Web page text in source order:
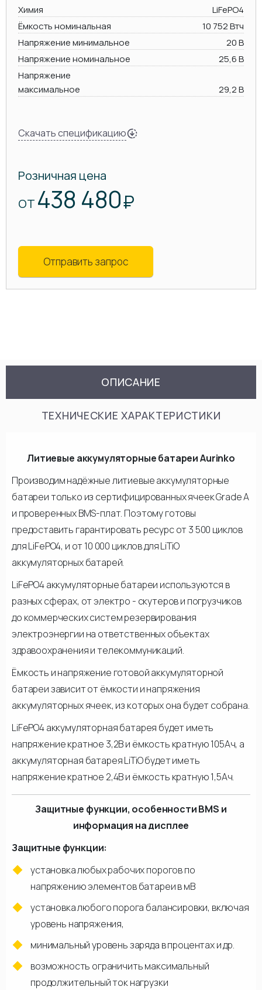
Химия
LiFePO4
Ёмкость номинальная
10 752 Втч
Напряжение минимальное
20 В
Напряжение номинальное
25,6 В
Напряжение
максимальное
29,2 В
Скачать спецификацию
Розничная цена
ОТ 438 480₽
Отправить запрос
ОПИСАНИЕ
ТЕХНИЧЕСКИЕ ХАРАКТЕРИСТИКИ
Литиевые аккумуляторные батареи Aurinko
Производим надёжные литиевые аккумуляторные
батареи только из сертифицированных ячеек Grade A
и проверенных BMS-плат. Поэтому готовы
предоставить гарантировать ресурс от 3 500 циклов
для LiFePO4, и от 10 000 циклов для LiTiO
аккумуляторных батарей.
LiFePO4 аккумуляторные батареи используются в
разных сферах, от электро - скутеров и погрузчиков
до коммерческих систем резервирования
электроэнергии на ответственных объектах
здравоохранения и телекоммуникаций.
Ёмкость и напряжение готовой аккумуляторной
батареи зависит от ёмкости и напряжения
аккумуляторных ячеек, из которых она будет собрана.
LiFePO4 аккумуляторная батарея будет иметь
напряжение кратное 3,2В и ёмкость кратную 105Ач, а
аккумуляторная батарея LiTiO будет иметь
напряжение кратное 2,4В и ёмкость кратную 1,5Ач.
Защитные функции, особенности BMS и
информация на дисплее
Защитные функции:
установка любых рабочих порогов по
напряжению элементов батареи в мВ
установка любого порога балансировки, включая
уровень напряжения,
минимальный уровень заряда в процентах и др.
возможность ограничить максимальный
продолжительный ток нагрузки